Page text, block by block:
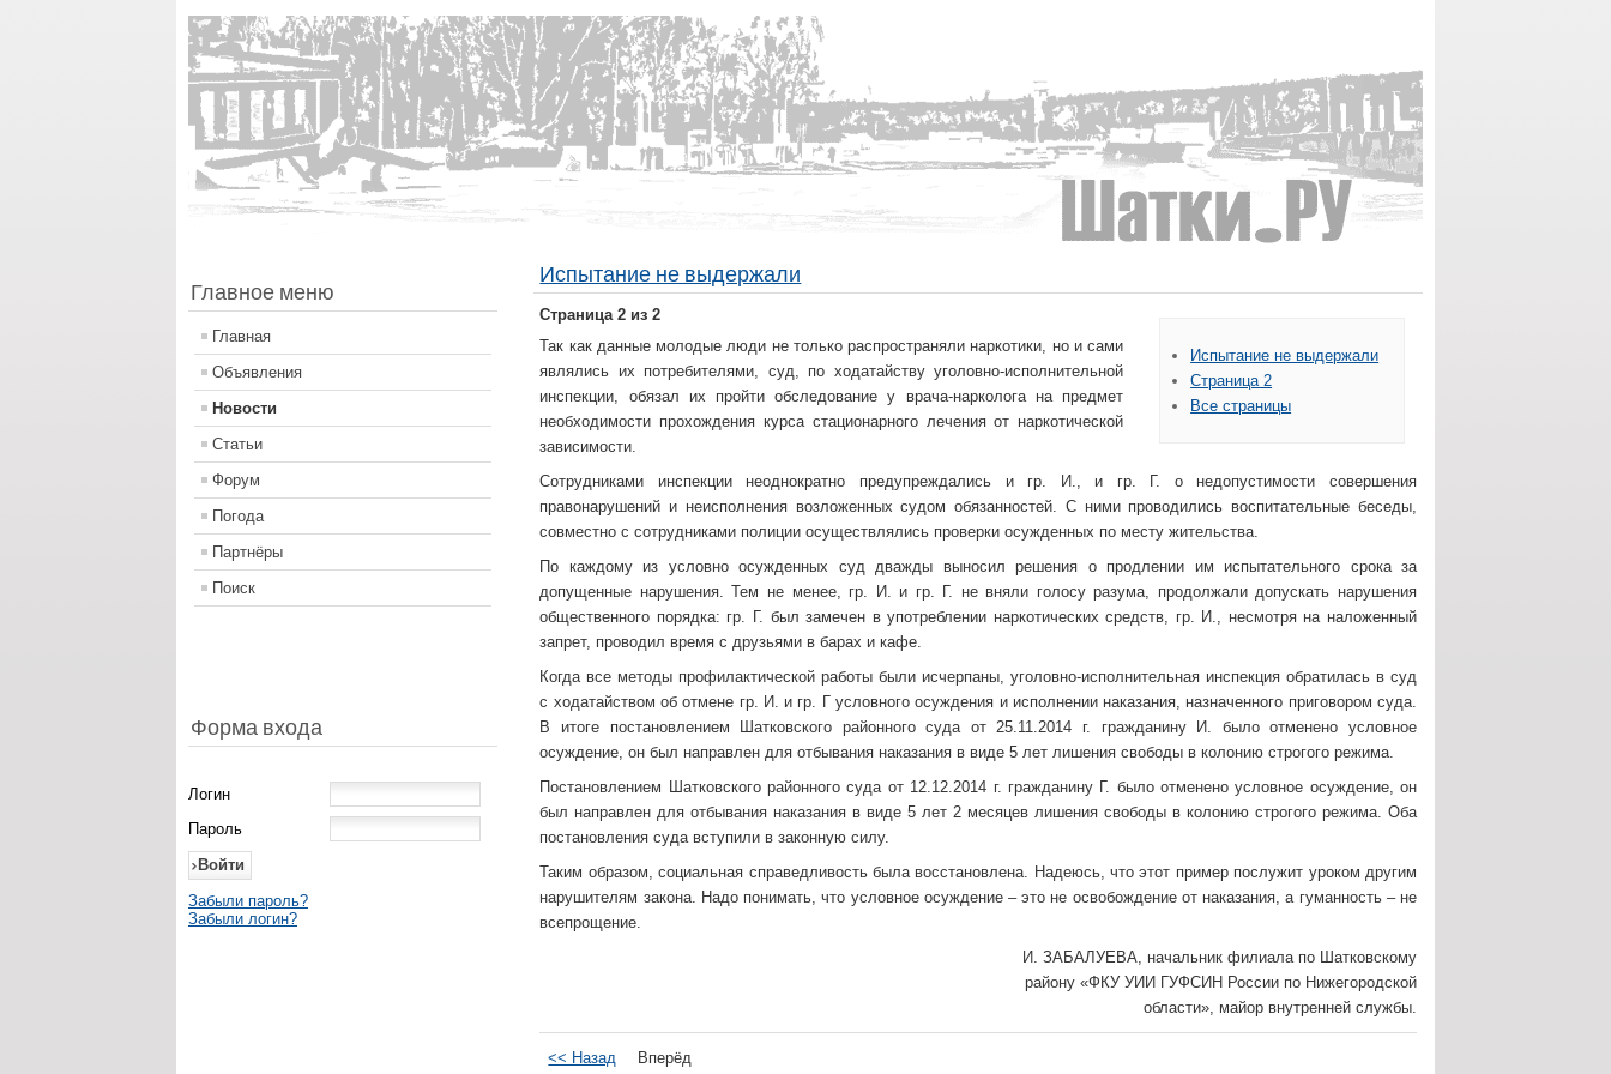
Главное меню
Главная
Объявления
Новости
Статьи
Форум
Погода
Партнёры
Поиск
Форма входа
Логин
Пароль
Забыли пароль?
Забыли логин?
Испытание не выдержали
Испытание не выдержали
Страница 2
Все страницы
Страница 2 из 2
Так как данные молодые люди не только распространяли наркотики, но и сами
являлись их потребителями, суд, по ходатайству уголовно-исполнительной
инспекции, обязал их пройти обследование у врача-нарколога на предмет
необходимости прохождения курса стационарного лечения от наркотической
зависимости.
Сотрудниками инспекции неоднократно предупреждались и гр. И., и гр. Г. о недопустимости совершения
правонарушений и неисполнения возложенных судом обязанностей. С ними проводились воспитательные беседы,
совместно с сотрудниками полиции осуществлялись проверки осужденных по месту жительства.
По каждому из условно осужденных суд дважды выносил решения о продлении им испытательного срока за
допущенные нарушения. Тем не менее, гр. И. и гр. Г. не вняли голосу разума, продолжали допускать нарушения
общественного порядка: гр. Г. был замечен в употреблении наркотических средств, гр. И., несмотря на наложенный
запрет, проводил время с друзьями в барах и кафе.
Когда все методы профилактической работы были исчерпаны, уголовно-исполнительная инспекция обратилась в суд
с ходатайством об отмене гр. И. и гр. Г условного осуждения и исполнении наказания, назначенного приговором суда.
В итоге постановлением Шатковского районного суда от 25.11.2014 г. гражданину И. было отменено условное
осуждение, он был направлен для отбывания наказания в виде 5 лет лишения свободы в колонию строгого режима.
Постановлением Шатковского районного суда от 12.12.2014 г. гражданину Г. было отменено условное осуждение, он
был направлен для отбывания наказания в виде 5 лет 2 месяцев лишения свободы в колонию строгого режима. Оба
постановления суда вступили в законную силу.
Таким образом, социальная справедливость была восстановлена. Надеюсь, что этот пример послужит уроком другим
нарушителям закона. Надо понимать, что условное осуждение – это не освобождение от наказания, а гуманность – не
всепрощение.
И. ЗАБАЛУЕВА, начальник филиала по Шатковскому
району «ФКУ УИИ ГУФСИН России по Нижегородской
области», майор внутренней службы.
<< Назад Вперёд